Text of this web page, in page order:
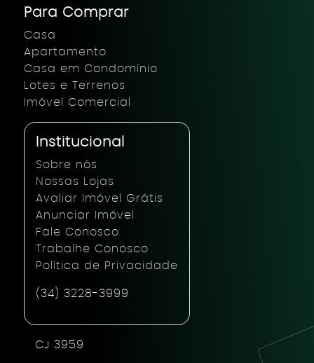
Para Comprar
Casa
Apartamento
Casa em Condomínio
Lotes e Terrenos
Imóvel Comercial
Institucional
Sobre nós
Nossas Lojas
Avaliar Imóvel Grátis
Anunciar Imóvel
Fale Conosco
Trabalhe Conosco
Política de Privacidade
(34) 3228-3999
CJ 3959